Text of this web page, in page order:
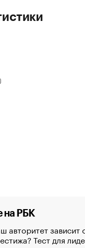
на РБК
авторитет зависит
Тест для